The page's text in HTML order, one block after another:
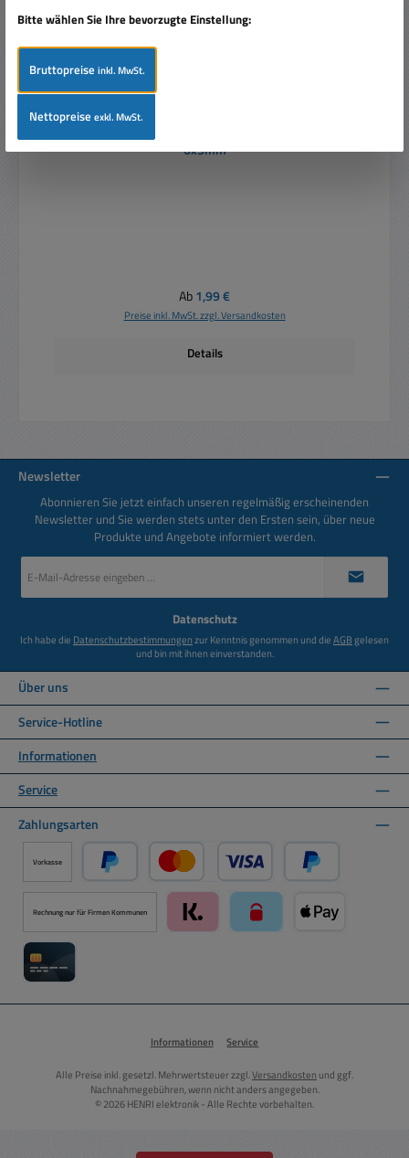
Electretmikrofon Mikrofonkapsel Mini Mikrofon
6x5mm
Regulärer Preis:
Ab1,99 €
Preise inkl. MwSt. zzgl. Versandkosten
Details
Newsletter
Abonnieren Sie jetzt einfach unseren regelmäßig erscheinenden
Newsletter und Sie werden stets unter den Ersten sein, über neue
Produkte und Angebote informiert werden.
Mail-
Datenschutz
Ich habe die Datenschutzbestimmungenzur Kenntnis genommen und dieAGBgelesen
und bin mit ihnen einverstanden.
Über uns
Service-Hotline
Informationen
Service
Zahlungsarten
Vorkasse
PayPal Kredit- oder Debitkarte über PayPal
Rechnung nur für Firmen Kommunen
Informationen Service
Alle Preise inkl. gesetzl. Mehrwertsteuer zzgl.Versandkosten und ggf.
Nachnahmegebühren, wenn nicht anders angegeben.
© 2026 HENRI elektronik - Alle Rechte vorbehalten.
Bitte wählen Sie Ihre bevorzugte Einstellung:
Bruttopreiseinkl. MwSt.
Nettopreiseexkl. MwSt.